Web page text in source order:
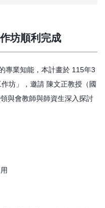
坊順利完成
專業知能，本計畫於 115年3
坊」，邀請 陳文正教授（國
與會教師與師資生深入探討